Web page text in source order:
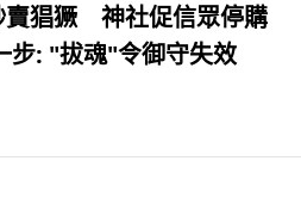
賣猖獗 神社促信眾停購
步: "拔魂"令御守失效